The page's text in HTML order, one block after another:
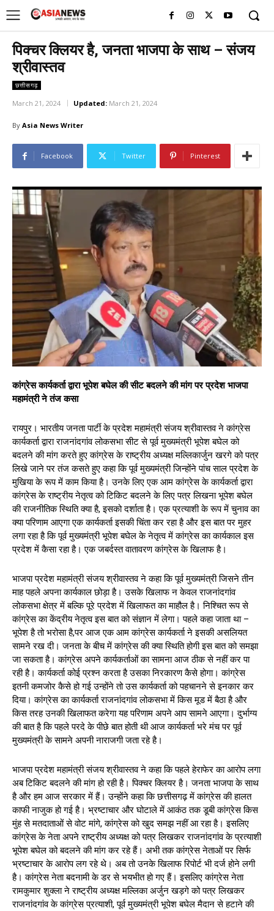
पिक्चर क्लियर है, जनता भाजपा के साथ – संजय
श्रीवास्तव
छत्तीसगढ़
March 21, 2024 Updated: March 21, 2024
By Asia News Writer
Facebook Twitter Pinterest
कांग्रेस कार्यकर्ता द्वारा भूपेश बघेल की सीट बदलने की मांग पर प्रदेश भाजपा
महामंत्री ने तंज कसा
रायपुर। भारतीय जनता पार्टी के प्रदेश महामंत्री संजय श्रीवास्तव ने कांग्रेस
कार्यकर्ता द्वारा राजनांदगांव लोकसभा सीट से पूर्व मुख्यमंत्री भूपेश बघेल को
बदलने की मांग करते हुए कांग्रेस के राष्ट्रीय अध्यक्ष मल्लिकार्जुन खरगे को पत्र
लिखे जाने पर तंज कसते हुए कहा कि पूर्व मुख्यमंत्री जिन्होंने पांच साल प्रदेश के
मुखिया के रूप में काम किया है। उनके लिए एक आम कांग्रेस के कार्यकर्ता द्वारा
कांग्रेस के राष्ट्रीय नेतृत्व को टिकिट बदलने के लिए पत्र लिखना भूपेश बघेल
की राजनीतिक स्थिति क्या है, इसको दर्शाता है। एक प्रत्याशी के रूप में चुनाव का
क्या परिणाम आएगा एक कार्यकर्ता इसकी चिंता कर रहा है और इस बात पर मुहर
लगा रहा है कि पूर्व मुख्यमंत्री भूपेश बघेल के नेतृत्व में कांग्रेस का कार्यकाल इस
प्रदेश में कैसा रहा है। एक जबर्दस्त वातावरण कांग्रेस के खिलाफ है।
भाजपा प्रदेश महामंत्री संजय श्रीवास्तव ने कहा कि पूर्व मुख्यमंत्री जिसने तीन
माह पहले अपना कार्यकाल छोड़ा है। उसके खिलाफ न केवल राजनांदगांव
लोकसभा क्षेत्र में बल्कि पूरे प्रदेश में खिलाफत का माहौल है। निश्चित रूप से
कांग्रेस का केंद्रीय नेतृत्व इस बात को संज्ञान में लेगा। पहले कहा जाता था –
भूपेश है तो भरोसा है,पर आज एक आम कांग्रेस कार्यकर्ता ने इसकी असलियत
सामने रख दी। जनता के बीच में कांग्रेस की क्या स्थिति होगी इस बात को समझा
जा सकता है। कांग्रेस अपने कार्यकर्ताओं का सामना आज ठीक से नहीं कर पा
रही है। कार्यकर्ता कोई प्रश्न करता है उसका निरकारण कैसे होगा। कांग्रेस
इतनी कमजोर कैसे हो गई उन्होंने तो उस कार्यकर्ता को पहचानने से इनकार कर
दिया। कांग्रेस का कार्यकर्ता राजनांदगांव लोकसभा में किस मूड में बैठा है और
किस तरह उनकी खिलाफत करेगा यह परिणाम अपने आप सामने आएगा। दुर्भाग्य
की बात है कि पहले परदे के पीछे बात होती थी आज कार्यकर्ता भरे मंच पर पूर्व
मुख्यमंत्री के सामने अपनी नाराजगी जता रहे है।
भाजपा प्रदेश महामंत्री संजय श्रीवास्तव ने कहा कि पहले हेराफेर का आरोप लगा
अब टिकिट बदलने की मांग हो रही है। पिक्चर क्लियर है। जनता भाजपा के साथ
है और हम आज सरकार में हैं। उन्होंने कहा कि छत्तीसगढ़ में कांग्रेस की हालत
काफी नाजुक हो गई है। भ्रष्टाचार और घोटाले में आकंठ तक डूबी कांग्रेस किस
मुंह से मतदाताओं से वोट मांगे, कांग्रेस को खुद समझ नहीं आ रहा है। इसलिए
कांग्रेस के नेता अपने राष्ट्रीय अध्यक्ष को पत्र लिखकर राजनांदगांव के प्रत्याशी
भूपेश बघेल को बदलने की मांग कर रहे हैं। अभी तक कांग्रेस नेताओं पर सिर्फ
भ्रष्टाचार के आरोप लग रहे थे। अब तो उनके खिलाफ रिपोर्ट भी दर्ज होने लगी
है। कांग्रेस नेता बदनामी के डर से भयभीत हो गए हैं। इसलिए कांग्रेस नेता
रामकुमार शुक्ला ने राष्ट्रीय अध्यक्ष मल्लिका अर्जुन खड़गे को पत्र लिखकर
राजनांदगांव के कांग्रेस प्रत्याशी, पूर्व मुख्यमंत्री भूपेश बघेल मैदान से हटाने की